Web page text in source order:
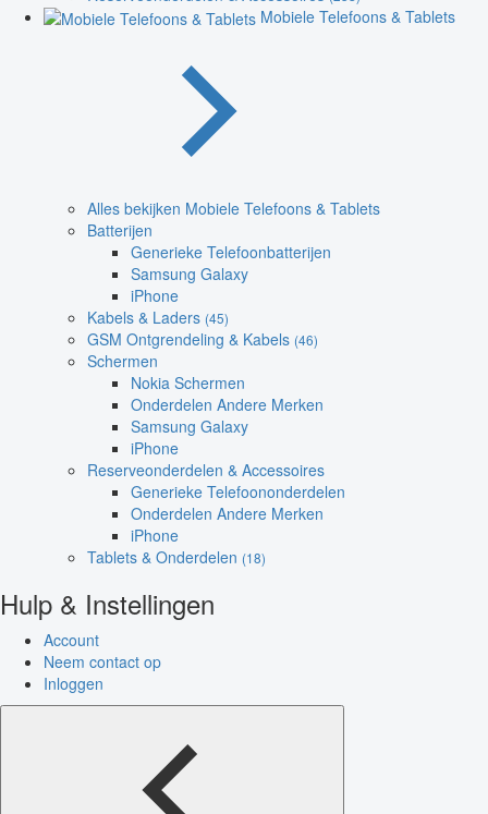
Mobiele Telefoons & Tablets
Alles bekijken Mobiele Telefoons & Tablets
Batterijen
Generieke Telefoonbatterijen
Samsung Galaxy
iPhone
Kabels & Laders (45)
GSM Ontgrendeling & Kabels (46)
Schermen
Nokia Schermen
Onderdelen Andere Merken
Samsung Galaxy
iPhone
Reserveonderdelen & Accessoires
Generieke Telefoononderdelen
Onderdelen Andere Merken
iPhone
Tablets & Onderdelen (18)
Hulp & Instellingen
Account
Neem contact op
Inloggen